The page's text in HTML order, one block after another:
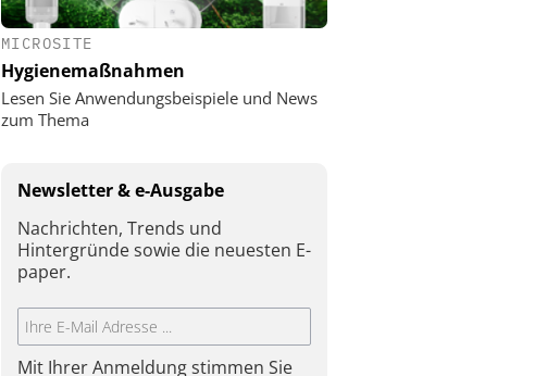
MICROSITE
Hygienemaßnahmen
Lesen Sie Anwendungsbeispiele und News
zum Thema
Newsletter & e-Ausgabe
Nachrichten, Trends und
Hintergründe sowie die neuesten E-
paper.
Mit Ihrer Anmeldung stimmen Sie